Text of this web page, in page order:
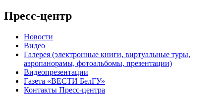
Пресс-центр
Новости
Видео
Галерея (электронные книги, виртуальные туры,
аэропанорамы, фотоальбомы, презентации)
Видеопрезентации
Газета «ВЕСТИ БелГУ»
Контакты Пресс-центра